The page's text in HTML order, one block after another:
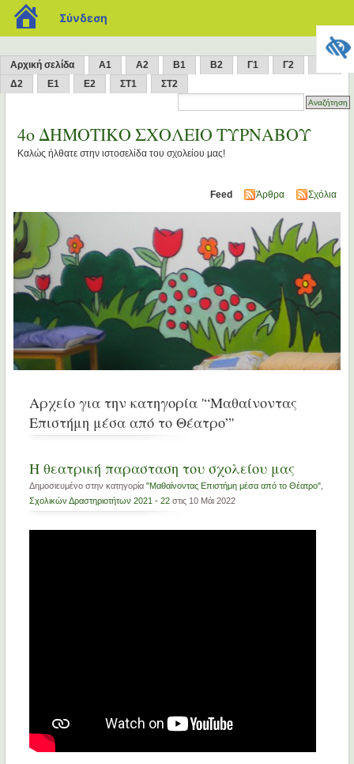
Αρχική σελίδα Α1 Α2 Β1 Β2 Γ1 Γ2
Δ2
Ε1 Ε2 ΣΤ1 ΣΤ2
4o ΔΗΜΟΤΙΚΟ ΣΧΟΛΕΙΟ ΤΥΡΝΑΒΟΥ
Καλώς ήλθατε στην ιστοσελίδα του σχολείου μας!
Feed Άρθρα Σχόλια
Αρχείο για την κατηγορία '“Μαθαίνοντας
Επιστήμη μέσα από το Θέατρο”'
H θεατρική παρασταση του σχολείου μας
Δημοσιευμένο στην κατηγορία "Μαθαίνοντας Επιστήμη μέσα από το Θέατρο",
Σχολικών Δραστηριοτήτων 2021 - 22στις 10 Μάι 2022
blogs.sch.gr
Σύνδεση